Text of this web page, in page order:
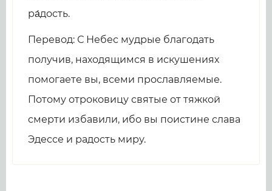
ра́дость.
Перевод: С Небес мудрые благодать
получив, находящимся в искушениях
помогаете вы, всеми прославляемые.
Потому отроковицу святые от тяжкой
смерти избавили, ибо вы поистине слава
Эдессе и радость миру.